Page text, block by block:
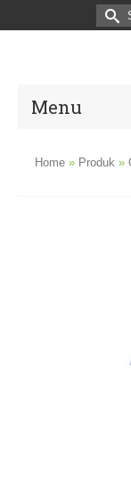
Menu
Home » Produk »